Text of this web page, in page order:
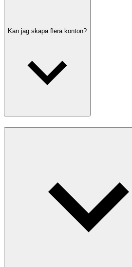
Kan jag skapa flera konton?